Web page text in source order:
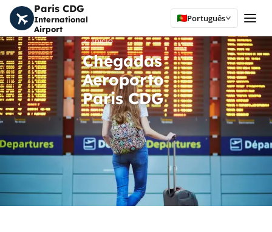
Paris CDG
International
Airport
Português
Início
Chegadas
Aeroporto
Paris CDG